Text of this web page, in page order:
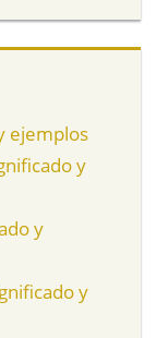
ejemplos
y
y
y